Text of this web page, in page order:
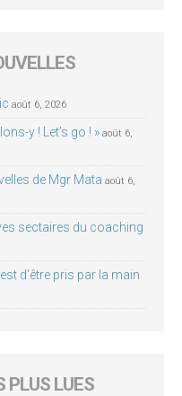
août 6, 2026
y ! Let’s go ! » août 6,
de Mgr Mata août 6,
sectaires du coaching
d’être pris par la main
PLUS LUES